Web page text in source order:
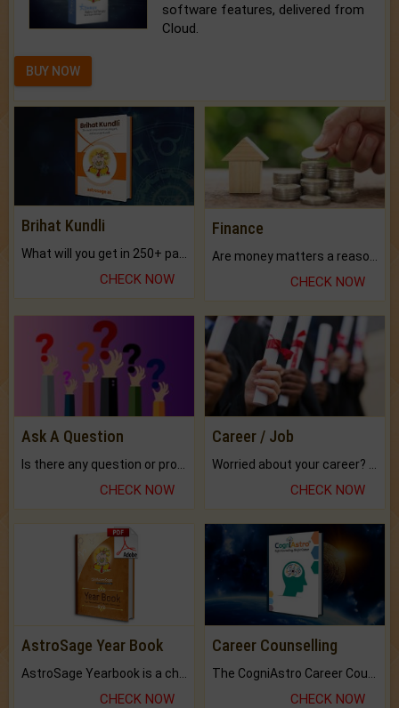
software features, delivered from
Cloud.
BUY NOW
Brihat Kundli
CHECK NOW
Finance
CHECK NOW
Ask A Question
CHECK NOW
Career / Job
CHECK NOW
AstroSage Year Book
CHECK NOW
Career Counselling
CHECK NOW